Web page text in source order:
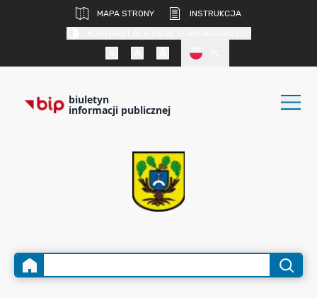
MAPA STRONY
INSTRUKCJA
biuletyn
informacji publicznej